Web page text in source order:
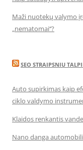
Maži nuotekų valymo
„nematomai‘‘?
SEO STRAIPSNIU
Auto supirkimas kaip
ciklo valdymo
Klaidos renkantis
Nano danga